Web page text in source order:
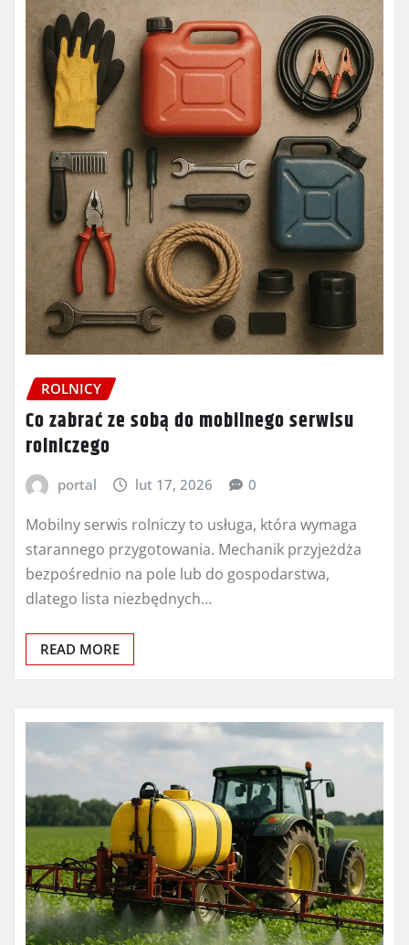
ROLNICY
Co zabrać ze sobą do mobilnego serwisu
rolniczego
portal lut 17, 2026 0
Mobilny serwis rolniczy to usługa, która wymaga
starannego przygotowania. Mechanik przyjeżdża
bezpośrednio na pole lub do gospodarstwa,
dlatego lista niezbędnych…
READ MORE